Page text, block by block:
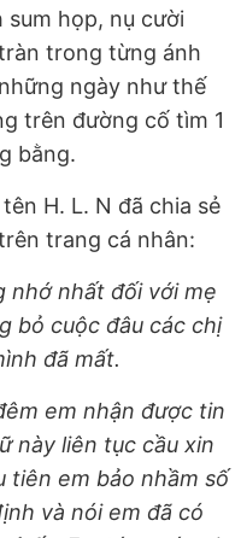
sum họp, nụ cười
trong từng ánh
ngày như thế
trên đường cố tìm 1
bằng.
H. L. N đã chia sẻ
trang cá nhân:
nhớ nhất đối với mẹ
bỏ cuộc đâu các chị
đã mất.
em nhận được tin
này liên tục cầu xin
tiên em bảo nhầm số
và nói em đã có